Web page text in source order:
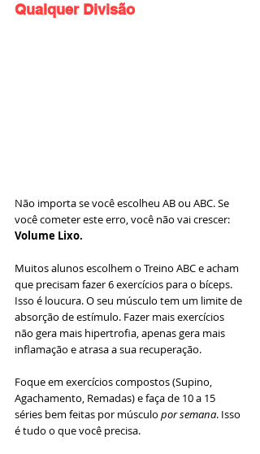
Qualquer Divisão
Não importa se você escolheu AB ou ABC. Se
você cometer este erro, você não vai crescer:
Volume Lixo.
Muitos alunos escolhem o Treino ABC e acham
que precisam fazer 6 exercícios para o bíceps.
Isso é loucura. O seu músculo tem um limite de
absorção de estímulo. Fazer mais exercícios
não gera mais hipertrofia, apenas gera mais
inflamação e atrasa a sua recuperação.
Foque em exercícios compostos (Supino,
Agachamento, Remadas) e faça de 10 a 15
séries bem feitas por músculo por semana. Isso
é tudo o que você precisa.